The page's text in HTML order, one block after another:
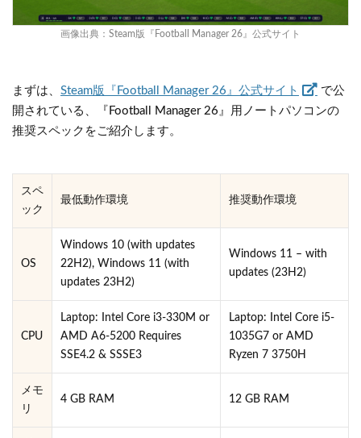
画像出典： Steam版『Football Manager 26』公式サイト
まずは、 Steam版『Football Manager 26』公式サイト
で公
開されている、『Football Manager 26』用ノートパソコンの
推奨スペックをご紹介します。
スペ
ック
最低動作環境 推奨動作環境
OS
Windows 10 (with updates
22H2), Windows 11 (with
updates 23H2)
Windows 11 – with
updates (23H2)
CPU
Laptop: Intel Core i3-330M or
AMD A6-5200 Requires
SSE4.2 & SSSE3
Laptop: Intel Core i5-
1035G7 or AMD
Ryzen 7 3750H
メモ
リ
4 GB RAM 12 GB RAM